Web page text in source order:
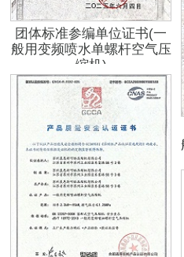
团体标准参编单位证书(一
般用变频喷水单螺杆空气压
缩机)